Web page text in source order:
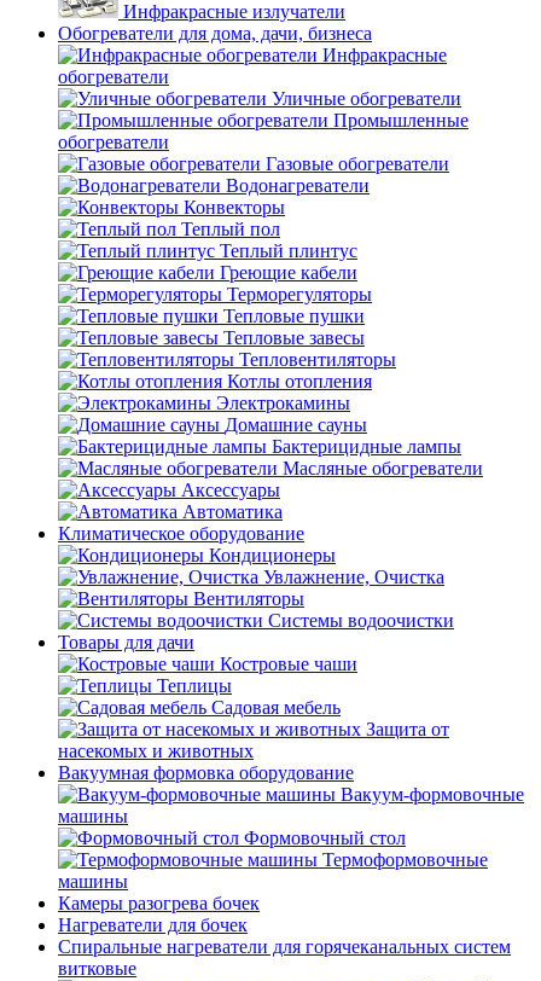
Инфракрасные излучатели
Обогреватели для дома, дачи, бизнеса
Инфракрасные
обогреватели
Уличные обогреватели
Промышленные
обогреватели
Газовые обогреватели
Водонагреватели
Конвекторы
Теплый пол
Теплый плинтус
Греющие кабели
Терморегуляторы
Тепловые пушки
Тепловые завесы
Тепловентиляторы
Котлы отопления
Электрокамины
Домашние сауны
Бактерицидные лампы
Масляные обогреватели
Аксессуары
Автоматика
Климатическое оборудование
Кондиционеры
Увлажнение, Очистка
Вентиляторы
Системы водоочистки
Товары для дачи
Костровые чаши
Теплицы
Садовая мебель
Защита от
насекомых и животных
Вакуумная формовка оборудование
Вакуум-формовочные
машины
Формовочный стол
Термоформовочные
машины
Камеры разогрева бочек
Нагреватели для бочек
Спиральные нагреватели для горячеканальных систем
витковые